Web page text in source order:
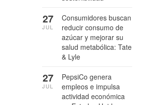
Consumidores buscan
reducir consumo de
azúcar y mejorar su
salud metabólica: Tate
& Lyle
27
JUL
PepsiCo genera
empleos e impulsa
actividad económica
27
JUL